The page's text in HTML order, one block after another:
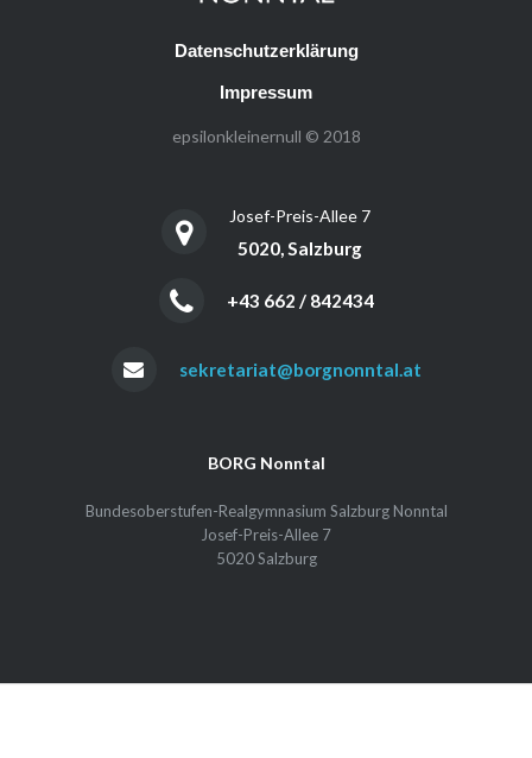
Datenschutzerklärung
Impressum
epsilonkleinernull © 2018
Josef-Preis-Allee 7
5020, Salzburg
+43 662 / 842434
sekretariat@borgnonntal.at
BORG Nonntal
Bundesoberstufen-Realgymnasium Salzburg Nonntal
Josef-Preis-Allee 7
5020 Salzburg